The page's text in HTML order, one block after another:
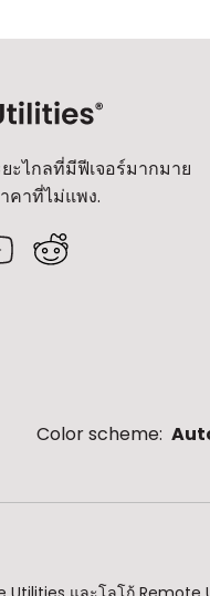
ะไกลที่มีฟีเจอร์มากมาย
คาที่ไม่แพง.
Color scheme: